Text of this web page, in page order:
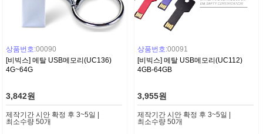
상품번호:00090
[비빅스] 메탈 USB메모리(UC136)
4G~64G
3,842원
제작기간 시안 확정 후 3~5일 |
최소수량 50개
상품번호:00091
[비빅스] 메탈 USB메모리(UC112)
4GB-64GB
3,955원
제작기간 시안 확정 후 3~5일 |
최소수량 50개